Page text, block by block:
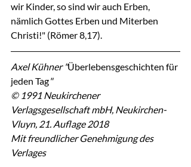
wir Kinder, so sind wir auch Erben,
nämlich Gottes Erben und Miterben
Christi!" (Römer 8,17).
Axel Kühner "Überlebensgeschichten für
jeden Tag"
© 1991 Neukirchener
Verlagsgesellschaft mbH, Neukirchen-
Vluyn, 21. Auflage 2018
Mit freundlicher Genehmigung des
Verlages